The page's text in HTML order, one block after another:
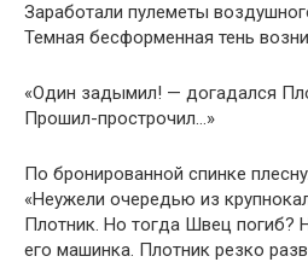
Заработали пулеметы
Темная бесформенная тень
«Один задымил! — догадался
Прошил-прострочил…»
По бронированной спинке
«Неужели очередью из
Плотник. Но тогда Швец погиб?
его машинка. Плотник резко